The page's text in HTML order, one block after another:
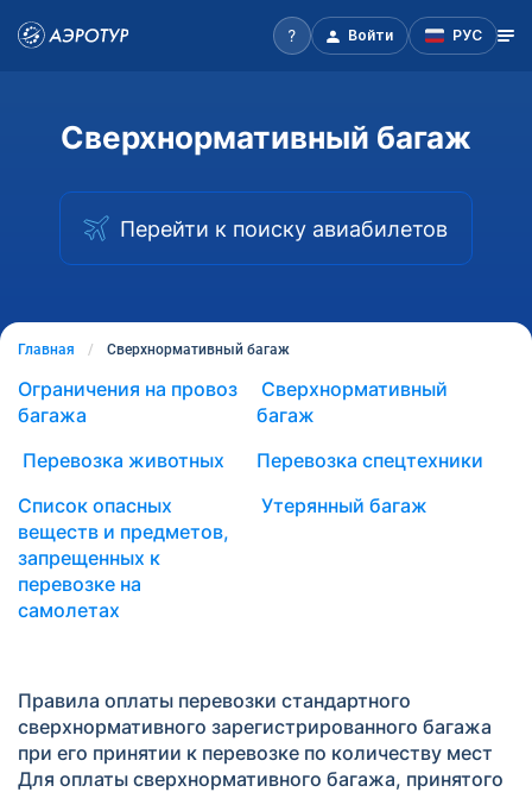
Войти РУС
Сверхнормативный багаж
Перейти к поиску авиабилетов
Главная Сверхнормативный багаж
Ограничения на провоз
багажа
Перевозка животных
Список опасных
веществ и предметов,
запрещенных к
перевозке на
самолетах
Сверхнормативный
багаж
Перевозка спецтехники
Утерянный багаж
Правила оплаты перевозки стандартного
сверхнормативного зарегистрированного багажа
при его принятии к перевозке по количеству мест
Для оплаты сверхнормативного багажа, принятого